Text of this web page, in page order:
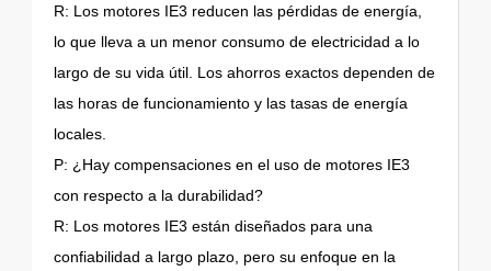
R: Los motores IE3 reducen las pérdidas de energía,
lo que lleva a un menor consumo de electricidad a lo
largo de su vida útil. Los ahorros exactos dependen de
las horas de funcionamiento y las tasas de energía
locales.
P: ¿Hay compensaciones en el uso de motores IE3
con respecto a la durabilidad?
R: Los motores IE3 están diseñados para una
confiabilidad a largo plazo, pero su enfoque en la